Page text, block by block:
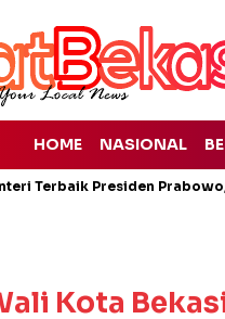
HOME NASIONAL
Terbaik Presiden
Kota